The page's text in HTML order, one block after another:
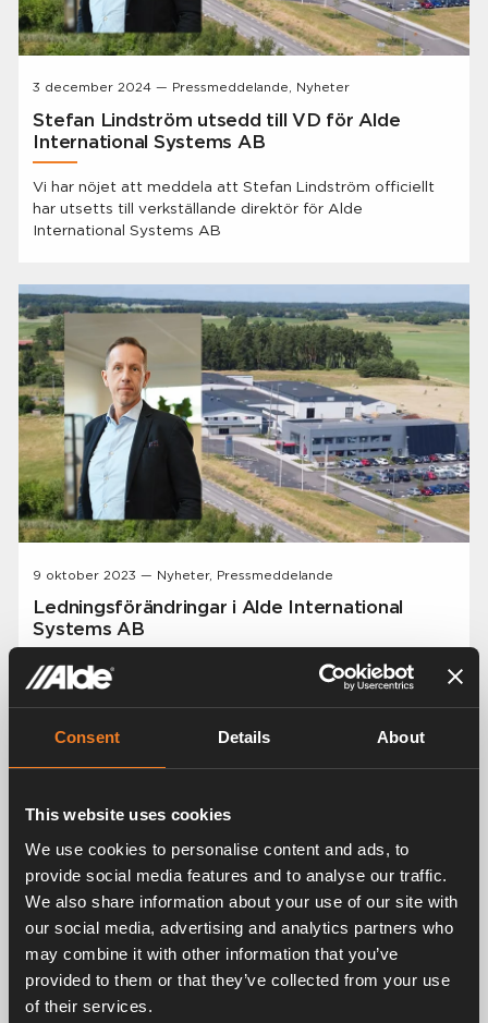
Consent Details About
This website uses cookies
We use cookies to personalise content and ads, to
provide social media features and to analyse our traffic.
We also share information about your use of our site with
our social media, advertising and analytics partners who
may combine it with other information that you’ve
provided to them or that they’ve collected from your use
of their services.
3 december 2024 — Pressmeddelande, Nyheter
Stefan Lindström utsedd till VD för Alde
International Systems AB
Vi har nöjet att meddela att Stefan Lindström officiellt
har utsetts till verkställande direktör för Alde
International Systems AB
9 oktober 2023 — Nyheter, Pressmeddelande
Ledningsförändringar i Alde International
Systems AB
Stefan Lindström har utsetts till tillförordnad VD och
Petter Johnsson återinträder i rollen som ekonomichef